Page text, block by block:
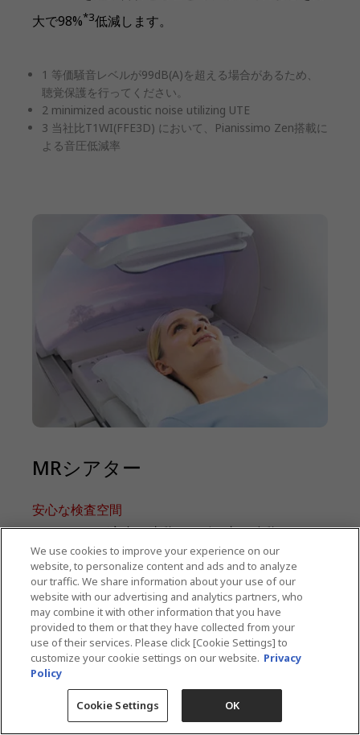
大で98%*3低減します。
1 等価騒音レベルが99dB(A)を超える場合があるため、
聴覚保護を行ってください。
2 minimized acoustic noise utilizing UTE
3 当社比T1WI(FFE3D) において、Pianissimo Zen搭載に
よる音圧低減率
MRシアター
安心な検査空間
スクリーンが寝台と連動してボア内に移動するた
め、患者さんは常に映像を見続けることでボア内へ
入り込む感覚を低減します。また、ミラーに反射さ
れた映像とボア内に投影された臨場感の高い映像が
患者さんの視野内に入り、広々とした明るい検査空
間を実現します。
We use cookies to improve your experience on our
website, to personalize content and ads and to analyze
our traffic. We share information about your use of our
website with our advertising and analytics partners, who
may combine it with other information that you have
provided to them or that they have collected from your
use of their services. Please click [Cookie Settings] to
customize your cookie settings on our website. Privacy
Policy
Cookie Settings OK